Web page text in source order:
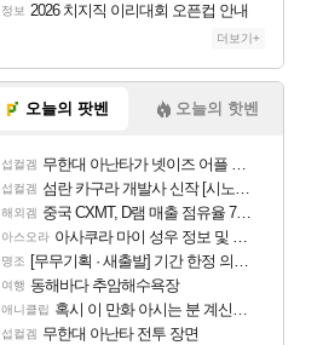
정보 2026 치지직 이리대회 오픈컵 안내
더보기+
오늘의 팟벤 오늘의 핫벤
섭컬겜 무한대 아난타가 넷이즈 어플 달력에 일정 등록
섭컬겜 섬란 카구라 개발사 신작 [시노비 넥서스] 연내 출시 예정
해외겜 중국 CXMT, D램 매출 점유율 7%…글로벌 4위로 부상
아스오라 아사쿠라 마이 성우 정보 및 주요 필모
명조 [무무기획 · 새출발] 기간 한정 의뢰 이벤트
여행 동해바다 추암해수욕장
애니클립 혹시 이 만화 아시는 분 계신가요
섭컬겜 무한대 아난타 전투 장면